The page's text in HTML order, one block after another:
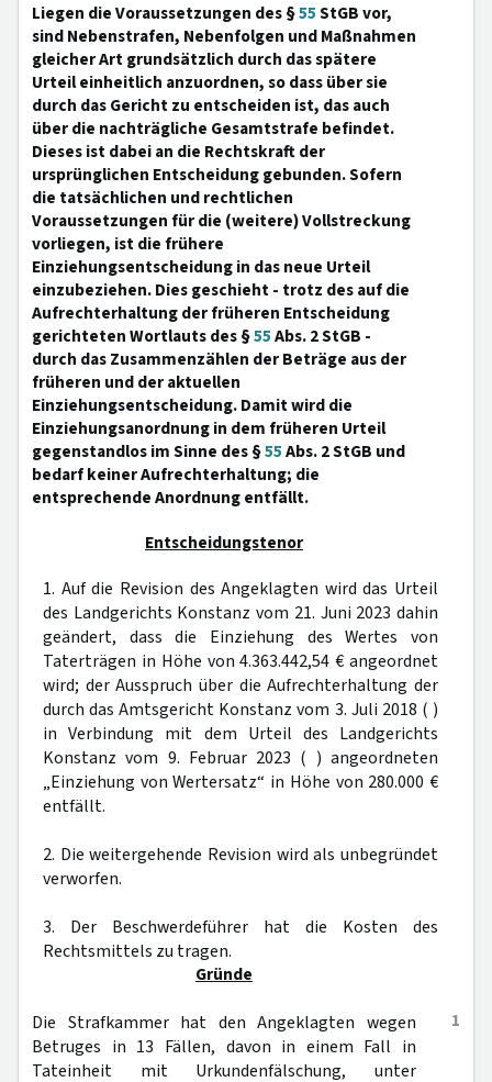
Liegen die Voraussetzungen des §55StGB vor,
sind Nebenstrafen, Nebenfolgen und Maßnahmen
gleicher Art grundsätzlich durch das spätere
Urteil einheitlich anzuordnen, so dass über sie
durch das Gericht zu entscheiden ist, das auch
über die nachträgliche Gesamtstrafe befindet.
Dieses ist dabei an die Rechtskraft der
ursprünglichen Entscheidung gebunden. Sofern
die tatsächlichen und rechtlichen
Voraussetzungen für die (weitere) Vollstreckung
vorliegen, ist die frühere
Einziehungsentscheidung in das neue Urteil
einzubeziehen. Dies geschieht - trotz des auf die
Aufrechterhaltung der früheren Entscheidung
gerichteten Wortlauts des §55Abs. 2 StGB -
durch das Zusammenzählen der Beträge aus der
früheren und der aktuellen
Einziehungsentscheidung. Damit wird die
Einziehungsanordnung in dem früheren Urteil
gegenstandlos im Sinne des §55Abs. 2 StGB und
bedarf keiner Aufrechterhaltung; die
entsprechende Anordnung entfällt.
Entscheidungstenor
1. Auf die Revision des Angeklagten wird das Urteil
des Landgerichts Konstanz vom 21. Juni 2023 dahin
geändert, dass die Einziehung des Wertes von
Taterträgen in Höhe von 4.363.442,54 € angeordnet
wird; der Ausspruch über die Aufrechterhaltung der
durch das Amtsgericht Konstanz vom 3. Juli 2018 ( )
in Verbindung mit dem Urteil des Landgerichts
Konstanz vom 9. Februar 2023 ( ) angeordneten
„Einziehung von Wertersatz“ in Höhe von 280.000 €
entfällt.
2. Die weitergehende Revision wird als unbegründet
verworfen.
3. Der Beschwerdeführer hat die Kosten des
Rechtsmittels zu tragen.
Gründe
1
Die Strafkammer hat den Angeklagten wegen
Betruges in 13 Fällen, davon in einem Fall in
Tateinheit mit Urkundenfälschung, unter